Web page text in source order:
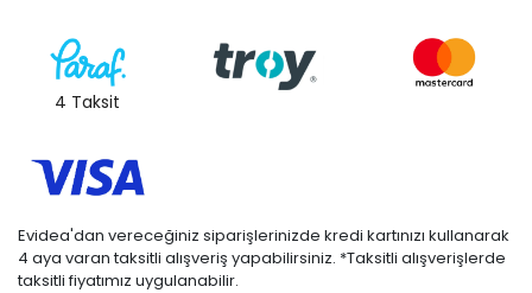
4 Taksit
Evidea'dan vereceğiniz siparişlerinizde kredi kartınızı kullanarak
4 aya varan taksitli alışveriş yapabilirsiniz. *Taksitli alışverişlerde
taksitli fiyatımız uygulanabilir.